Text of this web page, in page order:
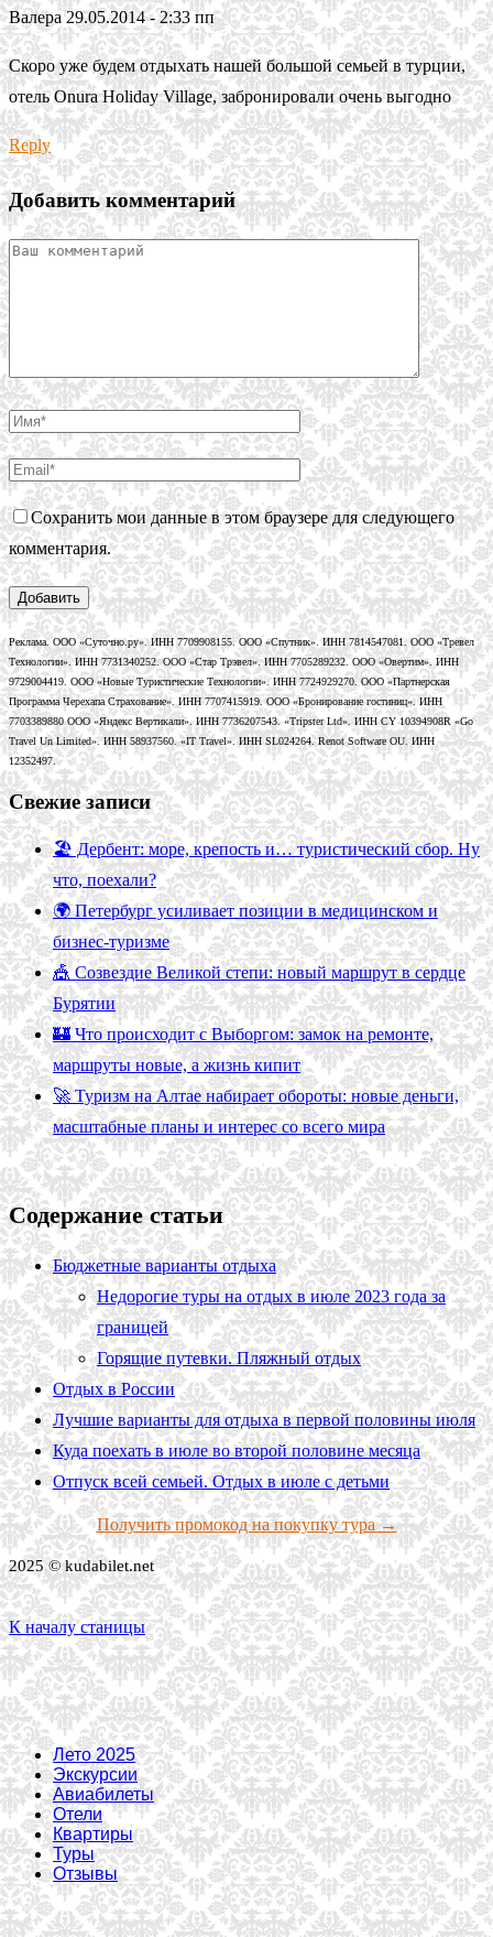
Валера 29.05.2014 - 2:33 пп
Скоро уже будем отдыхать нашей большой семьей в турции,
отель Onura Holiday Village, забронировали очень выгодно
Reply
Добавить комментарий
Сохранить мои данные в этом браузере для следующего
комментария.
Реклама. ООО «Суточно.ру». ИНН 7709908155. ООО «Спутник». ИНН 7814547081. ООО «Тревел
Технологии». ИНН 7731340252. ООО «Стар Трэвел». ИНН 7705289232. ООО «Овертим». ИНН
9729004419. ООО «Новые Туристические Технологии». ИНН 7724929270. ООО «Партнерская
Программа Черехапа Страхование». ИНН 7707415919. ООО «Бронирование гостиниц». ИНН
7703389880 ООО «Яндекс Вертикали». ИНН 7736207543. «Tripster Ltd». ИНН CY 10394908R «Go
Travel Un Limited». ИНН 58937560. «IT Travel». ИНН SL024264. Renot Software OU. ИНН
12352497.
Свежие записи
🏖️ Дербент: море, крепость и… туристический сбор. Ну
что, поехали?
🌍 Петербург усиливает позиции в медицинском и
бизнес-туризме
🎪 Созвездие Великой степи: новый маршрут в сердце
Бурятии
🏰 Что происходит с Выборгом: замок на ремонте,
маршруты новые, а жизнь кипит
🚀 Туризм на Алтае набирает обороты: новые деньги,
масштабные планы и интерес со всего мира
Содержание статьи
Бюджетные варианты отдыха
Недорогие туры на отдых в июле 2023 года за
границей
Горящие путевки. Пляжный отдых
Отдых в России
Лучшие варианты для отдыха в первой половины июля
Куда поехать в июле во второй половине месяца
Отпуск всей семьей. Отдых в июле с детьми
Получить промокод на покупку тура →
2025 © kudabilet.net
К началу станицы
Лето 2025
Экскурсии
Авиабилеты
Отели
Квартиры
Туры
Отзывы